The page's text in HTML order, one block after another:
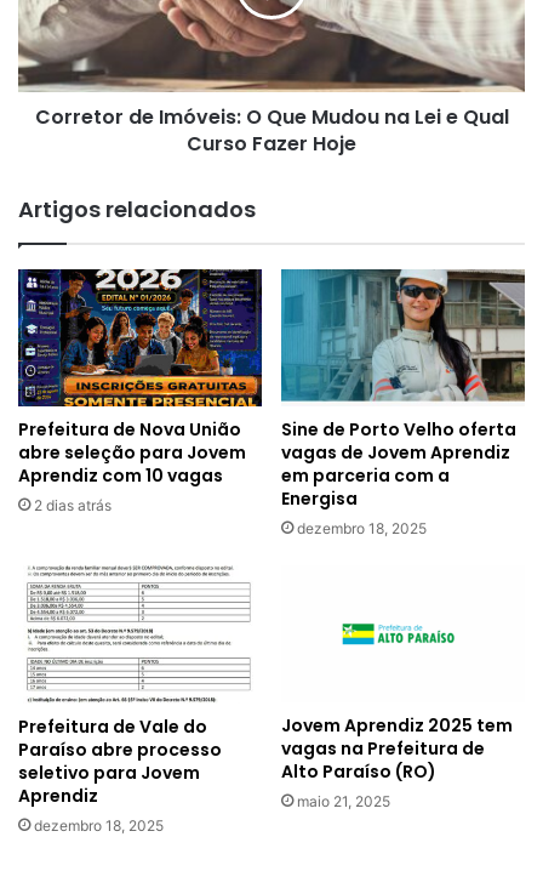
Mudou
na
Lei
e
QualCorretor de Imóveis: O Que Mudou na Lei e Qual
Curso Fazer Hoje
Artigos relacionados
Prefeitura de Nova União
abre seleção para Jovem
Aprendiz com 10 vagas
2 dias atrás
Sine de Porto Velho oferta
vagas de Jovem Aprendiz
em parceria com a
Energisa
dezembro 18, 2025
Prefeitura de Vale do
Paraíso abre processo
seletivo para Jovem
Aprendiz
dezembro 18, 2025
Jovem Aprendiz 2025 tem
vagas na Prefeitura de
Alto Paraíso (RO)
maio 21, 2025